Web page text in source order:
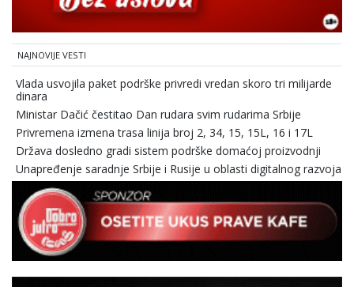
NAJNOVIJE VESTI
Vlada usvojila paket podrške privredi vredan skoro tri milijarde
dinara
Ministar Dačić čestitao Dan rudara svim rudarima Srbije
Privremena izmena trasa linija broj 2, 34, 15, 15L, 16 i 17L
Država dosledno gradi sistem podrške domaćoj proizvodnji
Unapređenje saradnje Srbije i Rusije u oblasti digitalnog razvoja